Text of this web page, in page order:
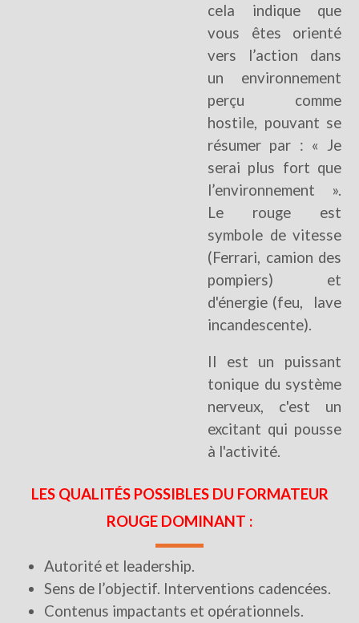
cela indique que
vous êtes orienté
vers l’action dans
un environnement
perçu comme
hostile, pouvant se
résumer par : « Je
serai plus fort que
l’environnement ».
Le rouge est
symbole de vitesse
(Ferrari, camion des
pompiers) et
d'énergie (feu, lave
incandescente).
Il est un puissant
tonique du système
nerveux, c'est un
excitant qui pousse
à l'activité.
LES QUALITÉS POSSIBLES DU FORMATEUR
ROUGE DOMINANT :
Autorité et leadership.
Sens de l’objectif. Interventions cadencées.
Contenus impactants et opérationnels.